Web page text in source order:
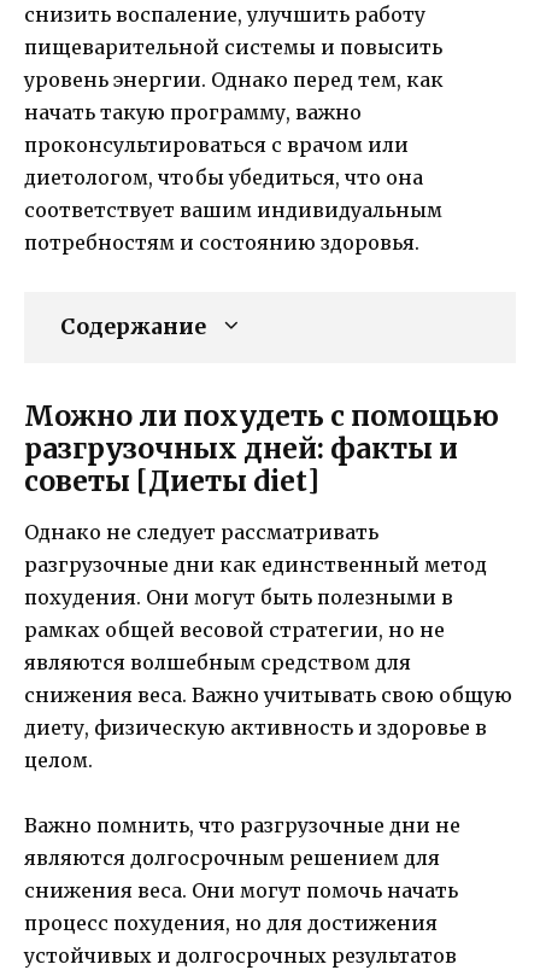
снизить воспаление, улучшить работу
пищеварительной системы и повысить
уровень энергии. Однако перед тем, как
начать такую программу, важно
проконсультироваться с врачом или
диетологом, чтобы убедиться, что она
соответствует вашим индивидуальным
потребностям и состоянию здоровья.
Содержание
Можно ли похудеть с помощью
разгрузочных дней: факты и
советы [Диеты diet]
Однако не следует рассматривать
разгрузочные дни как единственный метод
похудения. Они могут быть полезными в
рамках общей весовой стратегии, но не
являются волшебным средством для
снижения веса. Важно учитывать свою общую
диету, физическую активность и здоровье в
целом.
Важно помнить, что разгрузочные дни не
являются долгосрочным решением для
снижения веса. Они могут помочь начать
процесс похудения, но для достижения
устойчивых и долгосрочных результатов